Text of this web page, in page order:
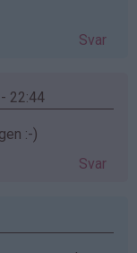
Svar
22:44
:-)
Svar